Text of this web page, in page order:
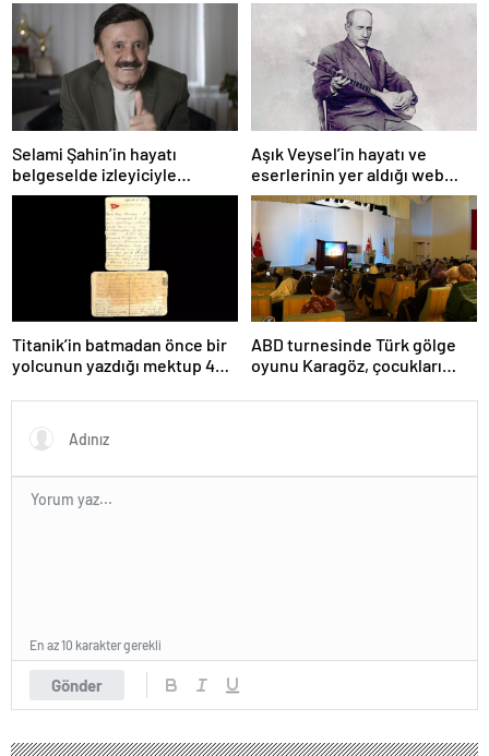
Selami Şahin’in hayatı
belgeselde izleyiciyle
buluşacak
Aşık Veysel’in hayatı ve
eserlerinin yer aldığı web
portalı hizmete girdi
Titanik’in batmadan önce bir
yolcunun yazdığı mektup 400
ABD turnesinde Türk gölge
oyunu Karagöz, çocukları
Gönder
En az 10 karakter gerekli